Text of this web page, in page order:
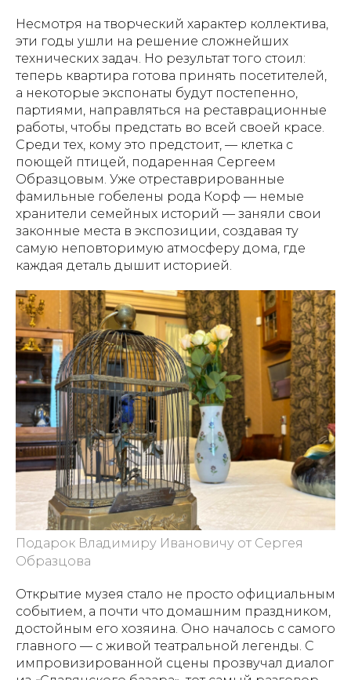
Несмотря на творческий характер коллектива,
эти годы ушли на решение сложнейших
технических задач. Но результат того стоил:
теперь квартира готова принять посетителей,
а некоторые экспонаты будут постепенно,
партиями, направляться на реставрационные
работы, чтобы предстать во всей своей красе.
Среди тех, кому это предстоит, — клетка с
поющей птицей, подаренная Сергеем
Образцовым. Уже отреставрированные
фамильные гобелены рода Корф — немые
хранители семейных историй — заняли свои
законные места в экспозиции, создавая ту
самую неповторимую атмосферу дома, где
каждая деталь дышит историей.
Подарок Владимиру Ивановичу от Сергея
Образцова
Открытие музея стало не просто официальным
событием, а почти что домашним праздником,
достойным его хозяина. Оно началось с самого
главного — с живой театральной легенды. С
импровизированной сцены прозвучал диалог